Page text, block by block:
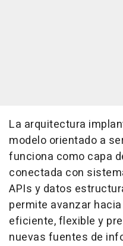
La arquitectura
modelo orientado a
funciona como capa
conectada con
APIs y datos
permite avanzar
eficiente, flexible y
nuevas fuentes de